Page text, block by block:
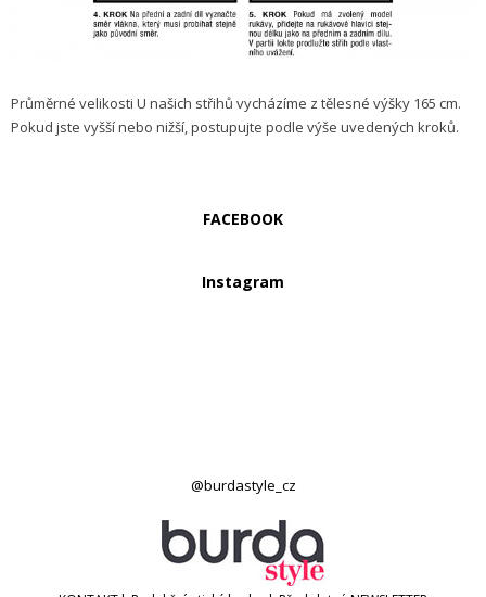
Průměrné velikosti U našich střihů vycházíme z tělesné výšky 165 cm.
Pokud jste vyšší nebo nižší, postupujte podle výše uvedených kroků.
FACEBOOK
Instagram
@burdastyle_cz